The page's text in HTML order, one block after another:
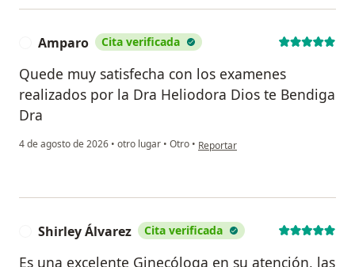
Amparo Cita verificada
Quede muy satisfecha con los examenes
realizados por la Dra Heliodora Dios te Bendiga
Dra
4 de agosto de 2026 • otro lugar • Otro • en opinión del usuario Amparo
Reportar
Shirley Álvarez Cita verificada
Es una excelente Ginecóloga en su atención, las